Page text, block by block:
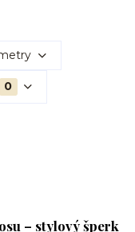
0
– stylový šperk